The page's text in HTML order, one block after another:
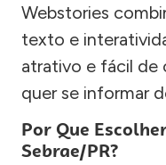
Webstories
texto e
atrativo e fácil de
quer se informar
Por Que
Sebrae/PR?